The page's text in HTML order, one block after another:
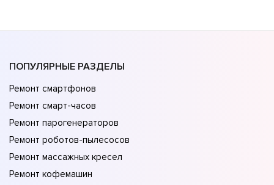
ПОПУЛЯРНЫЕ РАЗДЕЛЫ
Ремонт смартфонов
Ремонт смарт-часов
Ремонт парогенераторов
Ремонт роботов-пылесосов
Ремонт массажных кресел
Ремонт кофемашин